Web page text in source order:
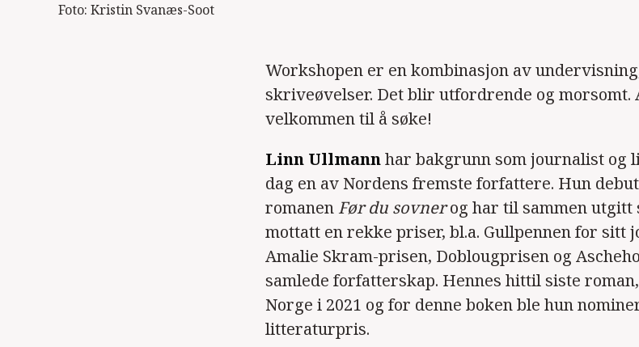
Foto: Kristin Svanæs-Soot
Workshopen er en kombinasjon av
skriveøvelser. Det blir utfordrende og morsomt.
velkommen til å søke!
Linn Ullmannhar bakgrunn som journalist
dag en av Nordens fremste forfattere. Hun
romanen Før du sovnerog har til sammen utgitt
mottatt en rekke priser, bl.a. Gullpennen for sitt
Amalie Skram-prisen, Doblougprisen og
samlede forfatterskap. Hennes hittil siste roman,
Norge i 2021 og for denne boken ble hun
litteraturpris.